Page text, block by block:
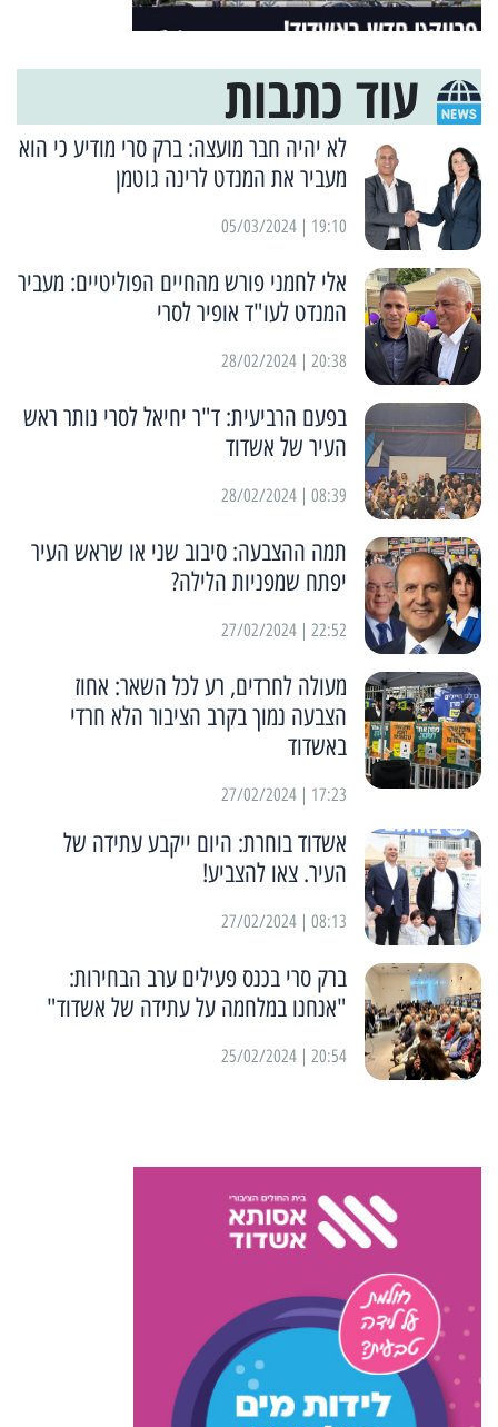
עוד כתבות
לא יהיה חבר מועצה: ברק סרי מודיע כי הוא
מעביר את המנדט לרינה גוטמן
19:10 | 05/03/2024
אלי לחמני פורש מהחיים הפוליטיים: מעביר
המנדט לעו"ד אופיר לסרי
20:38 | 28/02/2024
בפעם הרביעית: ד"ר יחיאל לסרי נותר ראש
העיר של אשדוד
08:39 | 28/02/2024
תמה ההצבעה: סיבוב שני או שראש העיר
יפתח שמפניות הלילה?
22:52 | 27/02/2024
מעולה לחרדים, רע לכל השאר: אחוז
הצבעה נמוך בקרב הציבור הלא חרדי
באשדוד
17:23 | 27/02/2024
אשדוד בוחרת: היום ייקבע עתידה של
העיר. צאו להצביע!
08:13 | 27/02/2024
ברק סרי בכנס פעילים ערב הבחירות:
"אנחנו במלחמה על עתידה של אשדוד"
20:54 | 25/02/2024